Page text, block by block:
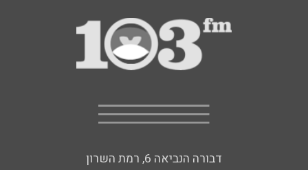
דבורה הנביאה 6, רמת השרון